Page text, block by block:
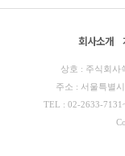
회사소개
상호 : 주식회사
주소 : 서울특별
TEL : 02-2633-